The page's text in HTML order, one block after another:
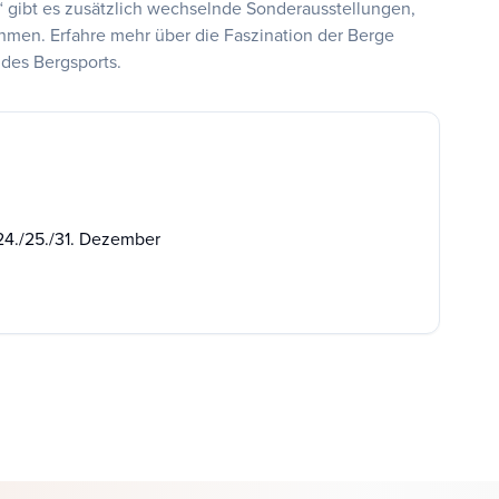
es zusätzlich wechselnde Sonderausstellungen,
Erfahre mehr über die Faszination der Berge
Bergsports.
25./31. Dezember